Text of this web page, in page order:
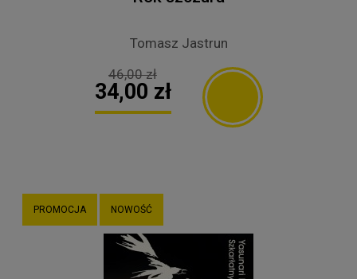
Tomasz Jastrun
46,00 zł
34,00 zł
PROMOCJA NOWOŚĆ